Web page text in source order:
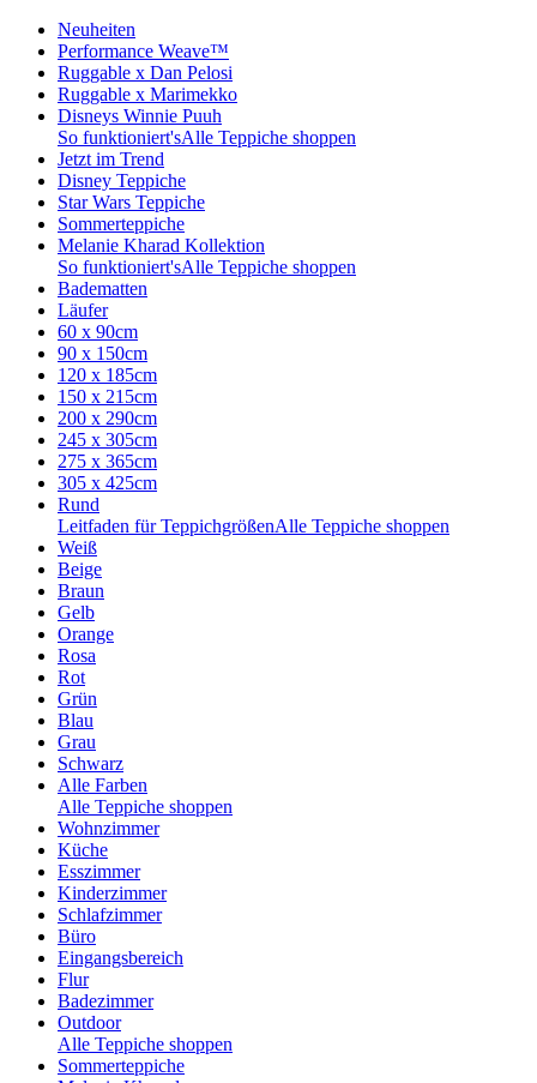
Neuheiten
Performance Weave™
Ruggable x Dan Pelosi
Ruggable x Marimekko
Disneys Winnie Puuh
So funktioniert'sAlle Teppiche shoppen
Jetzt im Trend
Disney Teppiche
Star Wars Teppiche
Sommerteppiche
Melanie Kharad Kollektion
So funktioniert'sAlle Teppiche shoppen
Badematten
Läufer
60 x 90cm
90 x 150cm
120 x 185cm
150 x 215cm
200 x 290cm
245 x 305cm
275 x 365cm
305 x 425cm
Rund
Leitfaden für TeppichgrößenAlle Teppiche shoppen
Weiß
Beige
Braun
Gelb
Orange
Rosa
Rot
Grün
Blau
Grau
Schwarz
Alle Farben
Alle Teppiche shoppen
Wohnzimmer
Küche
Esszimmer
Kinderzimmer
Schlafzimmer
Büro
Eingangsbereich
Flur
Badezimmer
Outdoor
Alle Teppiche shoppen
Sommerteppiche